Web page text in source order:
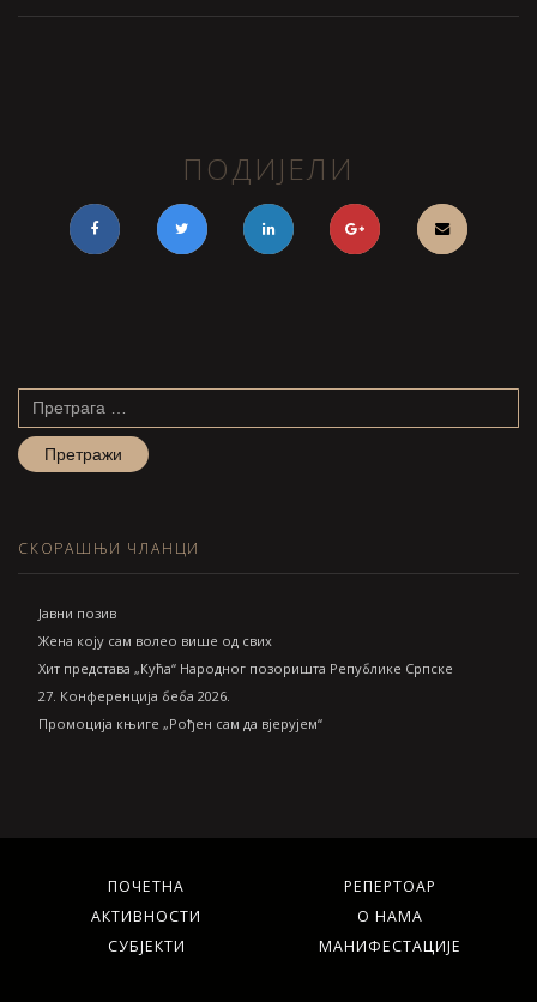
ПОДИЈЕЛИ
СКОРАШЊИ ЧЛАНЦИ
Jавни позив
Жена коју сам волео више од свих
Хит представа „Кућа“ Народног позоришта Републике Српске
27. Конференција беба 2026.
Промоција књиге „Рођен сам да вјерујем“
ПОЧЕТНА
РЕПЕРТОАР
АКТИВНОСТИ
О НАМА
СУБЈЕКТИ
МАНИФЕСТАЦИЈЕ